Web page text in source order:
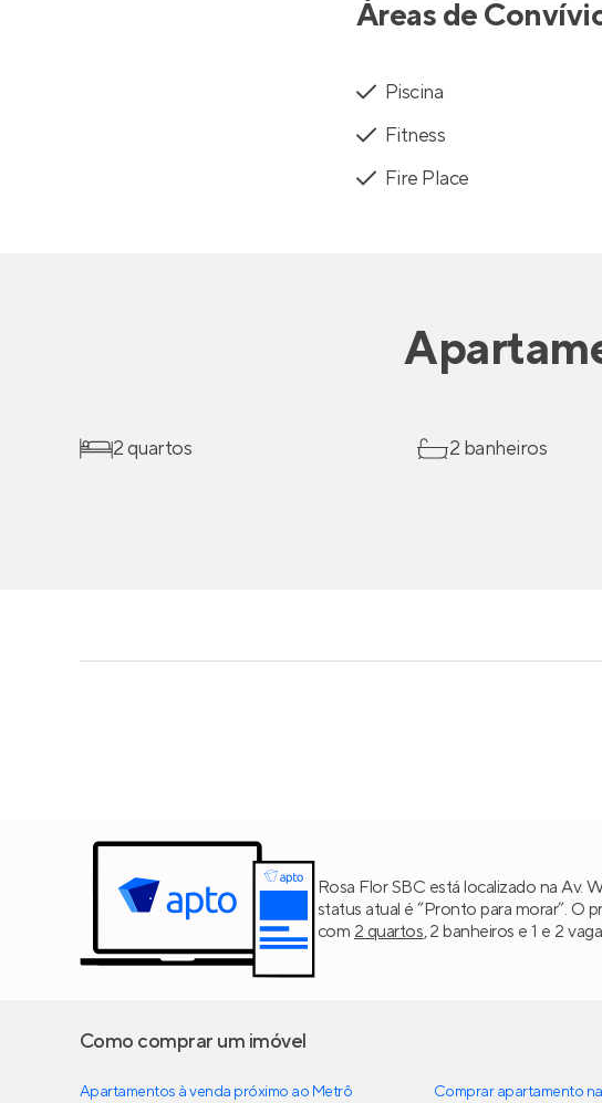
Áreas de
Piscina
Fitness
Fire Place
2 quartos 2 banheiros
Rosa Flor SBC está localizado na Av.
status atual é “Pronto para morar”. O
com 2 quartos, 2 banheiros e 1 e 2
Como comprar um imóvel
Apartamentos à venda próximo ao Metrô
Comprar apartamento